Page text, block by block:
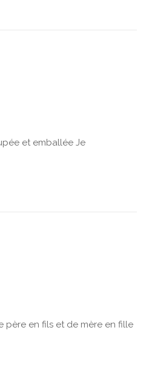
et emballée Je
père en fils et de mère en fille